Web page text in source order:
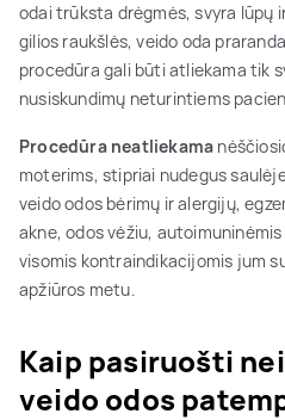
odai trūksta drėgmės, svyra lūpų
gilios raukšlės, veido oda
procedūra gali būti atliekama tik
nusiskundimų neturintiems
Procedūra neatliekama
moterims, stipriai nudegus
veido odos bėrimų ir alergijų,
akne, odos vėžiu,
visomis kontraindikacijomis jum
apžiūros metu.
Kaip pasiruošti
veido odos